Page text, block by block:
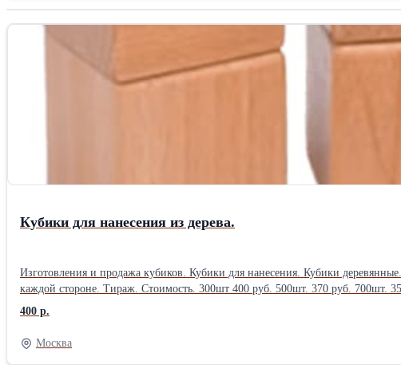
Кубики для нанесения из дерева.
Изготовления и продажа кубиков. Кубики для нанесения. Кубики
каждой стороне. Тираж. Стоимость. 300шт 400 руб. 500шт. 370 руб. 700шт.
400 р.
Москва